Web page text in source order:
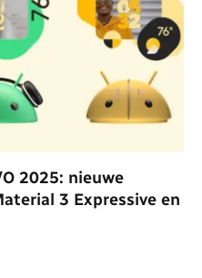
2025: nieuwe
3 Expressive en